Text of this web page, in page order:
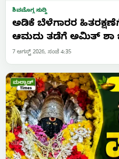
ಶಿವಮೊಗ್ಗ ಸುದ್ದಿ
ಅಡಿಕೆ ಬೆಳೆಗಾರರ
ಆಮದು ತಡೆಗೆ ಅಮಿತ್
7 ಆಗಸ್ಟ್ 2026, ಸಂಜೆ 4:35